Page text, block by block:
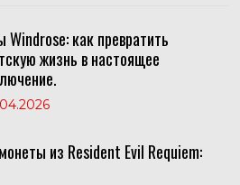
как превратить
жизнь в настоящее
из Resident Evil Requiem: